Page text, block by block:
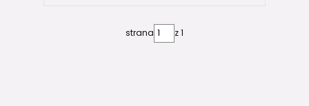
strana z 1